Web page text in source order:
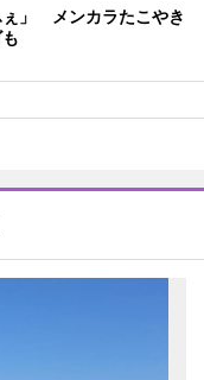
ぇ」 メンカラたこやき